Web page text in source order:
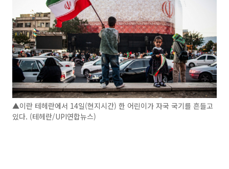
▲이란 테헤란에서 14일(현지시간) 한 어린이가 자국 국기를 흔들고
있다. (테헤란/UPI연합뉴스)